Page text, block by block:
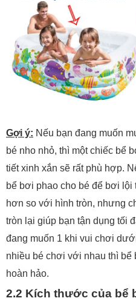
Gợi ý: Nếu bạn đang muốn
bé nho nhỏ, thì một chiếc bể
tiết xinh xắn sẽ rất phù hợp.
bể bơi phao cho bé để bơi
hơn so với hình tròn, nhưng
tròn lại giúp bạn tận dụng tối
đang muốn 1 khi vui chơi
nhiều bé chơi với nhau thì
hoàn hảo.
2.2 Kích thước của bể